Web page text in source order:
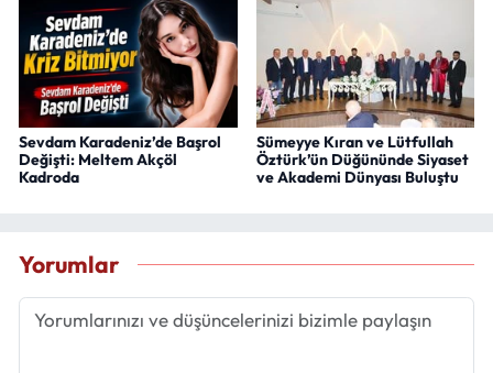
Sevdam Karadeniz’de Başrol
Değişti: Meltem Akçöl
Kadroda
Sümeyye Kıran ve Lütfullah
Öztürk’ün Düğününde Siyaset
ve Akademi Dünyası Buluştu
Yorumlar